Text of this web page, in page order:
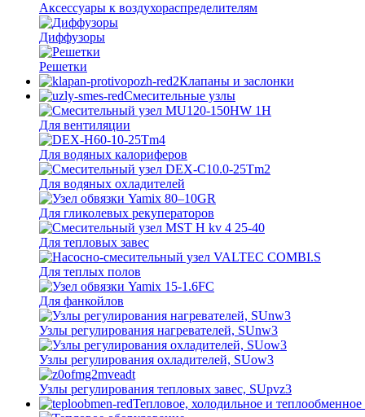
Аксессуары к воздухораспределителям
Диффузоры
Решетки
Клапаны и заслонки
Смесительные узлы
Для вентиляции
Для водяных калориферов
Для водяных охладителей
Для гликолевых рекуператоров
Для тепловых завес
Для теплых полов
Для фанкойлов
Узлы регулирования нагревателей, SUnw3
Узлы регулирования охладителей, SUow3
Узлы регулирования тепловых завес, SUpvz3
Тепловое, холодильное и теплообменное